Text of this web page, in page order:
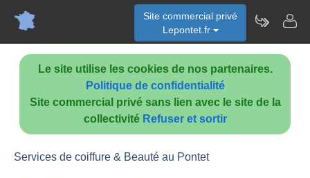
Le site utilise les cookies de nos partenaires.
Politique de confidentialité
Site commercial privé sans lien avec le site de la
collectivité Refuser et sortir
Site commercial privé
Lepontet.fr
Services de coiffure & Beauté au Pontet